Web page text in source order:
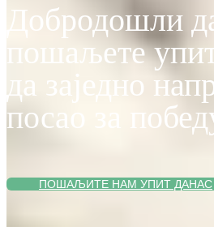
Добродошли
пошаљете
да заједно
посао за
ПОШАЉИТЕ НАМ УПИТ ДАНАС